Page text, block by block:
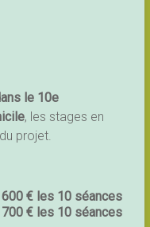
le 10e
, les stages en
projet.
€ les 10 séances
€ les 10 séances